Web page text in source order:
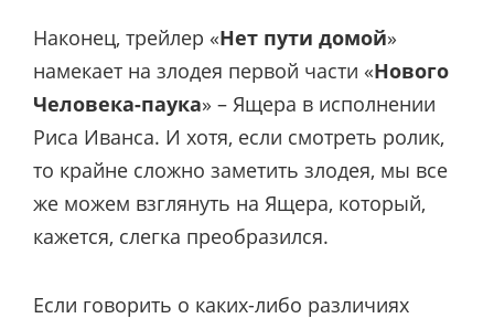
Наконец, трейлер «Нет пути домой»
намекает на злодея первой части «Нового
Человека-паука» – Ящера в исполнении
Риса Иванса. И хотя, если смотреть ролик,
то крайне сложно заметить злодея, мы все
же можем взглянуть на Ящера, который,
кажется, слегка преобразился.
Если говорить о каких-либо различиях